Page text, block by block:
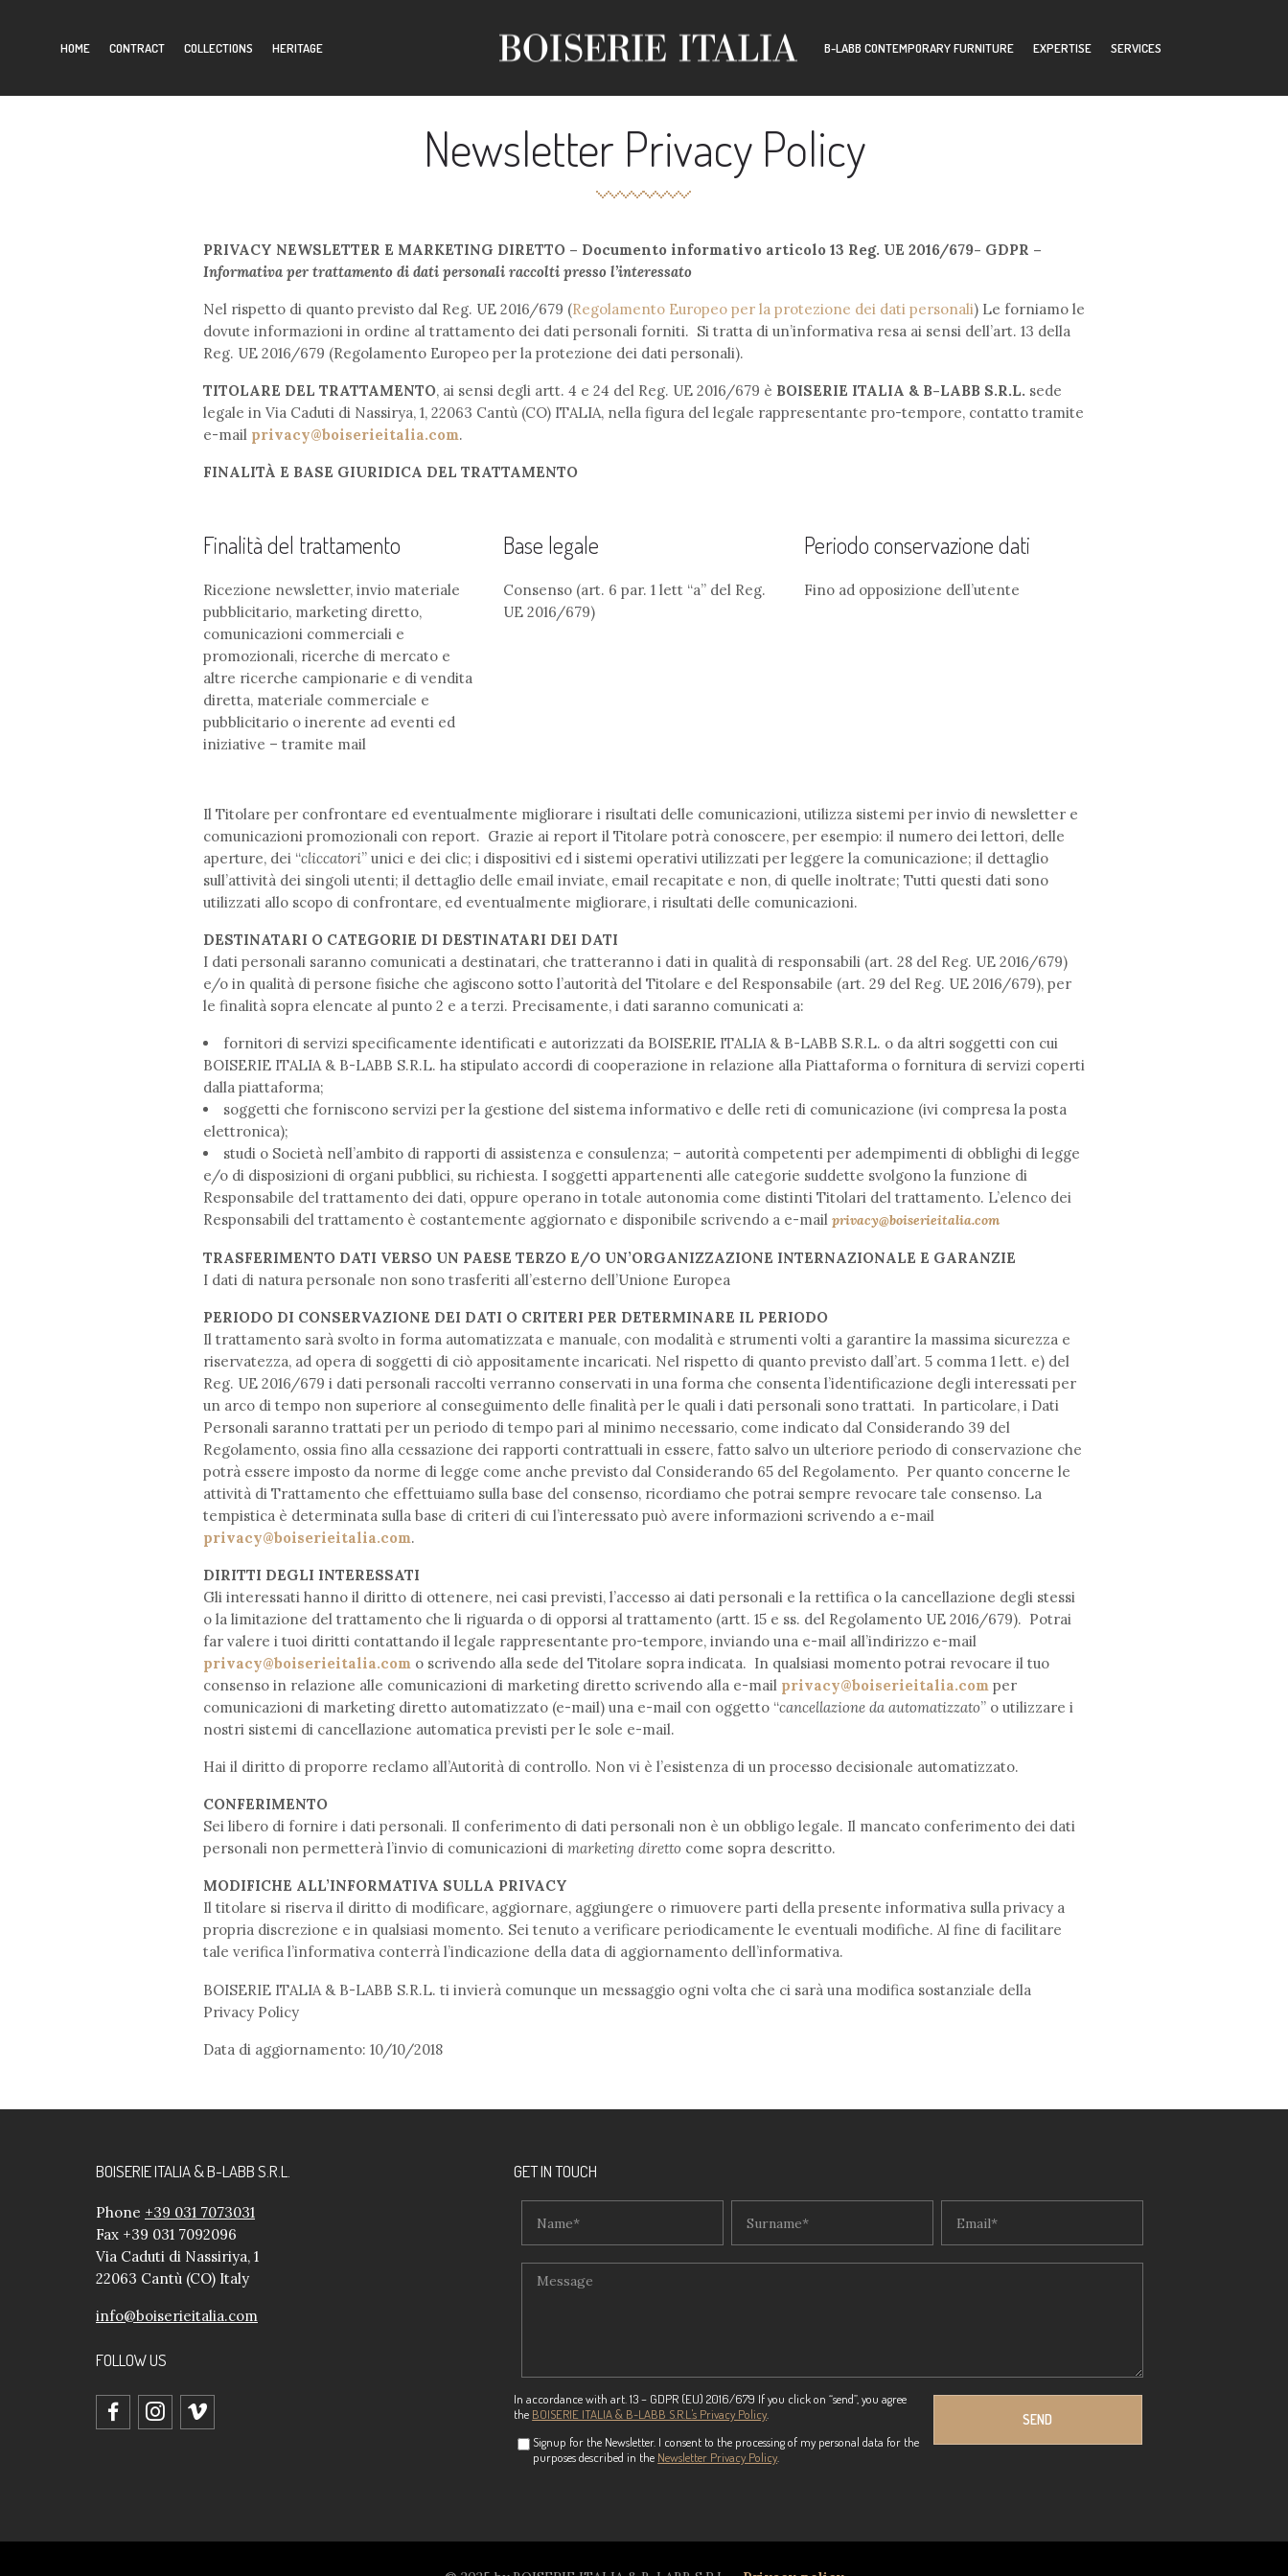
HOME CONTRACT COLLECTIONS HERITAGE B-LABB CONTEMPORARY FURNITURE EXPERTISE SERVICES
Newsletter Privacy Policy
PRIVACY NEWSLETTER E MARKETING DIRETTO – Documento informativo articolo 13 Reg. UE 2016/679- GDPR –
Informativa per trattamento di dati personali raccolti presso l’interessato
Nel rispetto di quanto previsto dal Reg. UE 2016/679 (Regolamento Europeo per la protezione dei dati personali) Le forniamo le
dovute informazioni in ordine al trattamento dei dati personali forniti. Si tratta di un’informativa resa ai sensi dell’art. 13 della
Reg. UE 2016/679 (Regolamento Europeo per la protezione dei dati personali).
TITOLARE DEL TRATTAMENTO, ai sensi degli artt. 4 e 24 del Reg. UE 2016/679 è BOISERIE ITALIA & B-LABB S.R.L. sede
legale in Via Caduti di Nassirya, 1, 22063 Cantù (CO) ITALIA, nella figura del legale rappresentante pro-tempore, contatto tramite
e-mail privacy@boiserieitalia.com.
FINALITÀ E BASE GIURIDICA DEL TRATTAMENTO
Finalità del trattamento
Ricezione newsletter, invio materiale
pubblicitario, marketing diretto,
comunicazioni commerciali e
promozionali, ricerche di mercato e
altre ricerche campionarie e di vendita
diretta, materiale commerciale e
pubblicitario o inerente ad eventi ed
iniziative – tramite mail
Base legale
Consenso (art. 6 par. 1 lett “a” del Reg.
UE 2016/679)
Periodo conservazione dati
Fino ad opposizione dell’utente
Il Titolare per confrontare ed eventualmente migliorare i risultati delle comunicazioni, utilizza sistemi per invio di newsletter e
comunicazioni promozionali con report. Grazie ai report il Titolare potrà conoscere, per esempio: il numero dei lettori, delle
aperture, dei “cliccatori” unici e dei clic; i dispositivi ed i sistemi operativi utilizzati per leggere la comunicazione; il dettaglio
sull’attività dei singoli utenti; il dettaglio delle email inviate, email recapitate e non, di quelle inoltrate; Tutti questi dati sono
utilizzati allo scopo di confrontare, ed eventualmente migliorare, i risultati delle comunicazioni.
DESTINATARI O CATEGORIE DI DESTINATARI DEI DATI
I dati personali saranno comunicati a destinatari, che tratteranno i dati in qualità di responsabili (art. 28 del Reg. UE 2016/679)
e/o in qualità di persone fisiche che agiscono sotto l’autorità del Titolare e del Responsabile (art. 29 del Reg. UE 2016/679), per
le finalità sopra elencate al punto 2 e a terzi. Precisamente, i dati saranno comunicati a:
fornitori di servizi specificamente identificati e autorizzati da BOISERIE ITALIA & B-LABB S.R.L. o da altri soggetti con cui
BOISERIE ITALIA & B-LABB S.R.L. ha stipulato accordi di cooperazione in relazione alla Piattaforma o fornitura di servizi coperti
dalla piattaforma;
soggetti che forniscono servizi per la gestione del sistema informativo e delle reti di comunicazione (ivi compresa la posta
elettronica);
studi o Società nell’ambito di rapporti di assistenza e consulenza; – autorità competenti per adempimenti di obblighi di legge
e/o di disposizioni di organi pubblici, su richiesta. I soggetti appartenenti alle categorie suddette svolgono la funzione di
Responsabile del trattamento dei dati, oppure operano in totale autonomia come distinti Titolari del trattamento. L’elenco dei
Responsabili del trattamento è costantemente aggiornato e disponibile scrivendo a e-mail privacy@boiserieitalia.com
TRASFERIMENTO DATI VERSO UN PAESE TERZO E/O UN’ORGANIZZAZIONE INTERNAZIONALE E GARANZIE
I dati di natura personale non sono trasferiti all’esterno dell’Unione Europea
PERIODO DI CONSERVAZIONE DEI DATI O CRITERI PER DETERMINARE IL PERIODO
Il trattamento sarà svolto in forma automatizzata e manuale, con modalità e strumenti volti a garantire la massima sicurezza e
riservatezza, ad opera di soggetti di ciò appositamente incaricati. Nel rispetto di quanto previsto dall’art. 5 comma 1 lett. e) del
Reg. UE 2016/679 i dati personali raccolti verranno conservati in una forma che consenta l’identificazione degli interessati per
un arco di tempo non superiore al conseguimento delle finalità per le quali i dati personali sono trattati. In particolare, i Dati
Personali saranno trattati per un periodo di tempo pari al minimo necessario, come indicato dal Considerando 39 del
Regolamento, ossia fino alla cessazione dei rapporti contrattuali in essere, fatto salvo un ulteriore periodo di conservazione che
potrà essere imposto da norme di legge come anche previsto dal Considerando 65 del Regolamento. Per quanto concerne le
attività di Trattamento che effettuiamo sulla base del consenso, ricordiamo che potrai sempre revocare tale consenso. La
tempistica è determinata sulla base di criteri di cui l’interessato può avere informazioni scrivendo a e-mail
privacy@boiserieitalia.com.
DIRITTI DEGLI INTERESSATI
Gli interessati hanno il diritto di ottenere, nei casi previsti, l’accesso ai dati personali e la rettifica o la cancellazione degli stessi
o la limitazione del trattamento che li riguarda o di opporsi al trattamento (artt. 15 e ss. del Regolamento UE 2016/679). Potrai
far valere i tuoi diritti contattando il legale rappresentante pro-tempore, inviando una e-mail all’indirizzo e-mail
privacy@boiserieitalia.como scrivendo alla sede del Titolare sopra indicata. In qualsiasi momento potrai revocare il tuo
consenso in relazione alle comunicazioni di marketing diretto scrivendo alla e-mail privacy@boiserieitalia.comper
comunicazioni di marketing diretto automatizzato (e-mail) una e-mail con oggetto “cancellazione da automatizzato” o utilizzare i
nostri sistemi di cancellazione automatica previsti per le sole e-mail.
Hai il diritto di proporre reclamo all’Autorità di controllo. Non vi è l’esistenza di un processo decisionale automatizzato.
CONFERIMENTO
Sei libero di fornire i dati personali. Il conferimento di dati personali non è un obbligo legale. Il mancato conferimento dei dati
personali non permetterà l’invio di comunicazioni di marketing diretto come sopra descritto.
MODIFICHE ALL’INFORMATIVA SULLA PRIVACY
Il titolare si riserva il diritto di modificare, aggiornare, aggiungere o rimuovere parti della presente informativa sulla privacy a
propria discrezione e in qualsiasi momento. Sei tenuto a verificare periodicamente le eventuali modifiche. Al fine di facilitare
tale verifica l’informativa conterrà l’indicazione della data di aggiornamento dell’informativa.
BOISERIE ITALIA & B-LABB S.R.L. ti invierà comunque un messaggio ogni volta che ci sarà una modifica sostanziale della
Privacy Policy
Data di aggiornamento: 10/10/2018
BOISERIE ITALIA & B-LABB S.R.L.
Phone +39 031 7073031
Fax +39 031 7092096
Via Caduti di Nassiriya, 1
22063 Cantù (CO) Italy
info@boiserieitalia.com
FOLLOW US
facebookinstagram
vimeo
GET IN TOUCH
In accordance with art. 13 – GDPR (EU) 2016/679 If you click on “send”, you agree
the BOISERIE ITALIA & B-LABB S.R.L.'s Privacy Policy
Signup for the Newsletter. I consent to the processing of my personal data for the
purposes described in the Newsletter Privacy Policy.